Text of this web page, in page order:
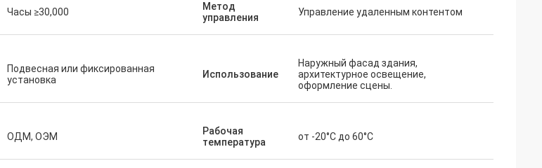
Часы ≥30,000
Метод
управления
Управление удаленным контентом
Подвесная или фиксированная
установка
Использование
Наружный фасад здания,
архитектурное освещение,
оформление сцены.
ОДМ, ОЭМ
Рабочая
температура
от -20°С до 60°С